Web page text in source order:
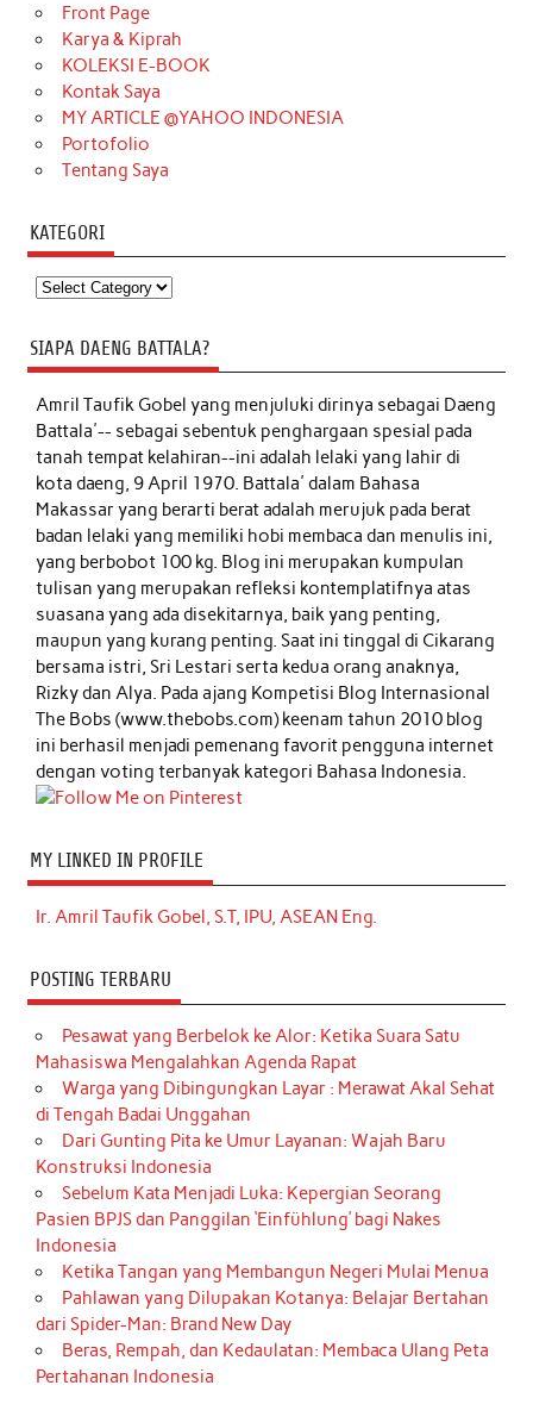
Front Page
Karya & Kiprah
KOLEKSI E-BOOK
Kontak Saya
MY ARTICLE @YAHOO INDONESIA
Portofolio
Tentang Saya
KATEGORI
Kategori
SIAPA DAENG BATTALA?
Amril Taufik Gobelyang menjuluki dirinya sebagai Daeng
Battala'-- sebagai sebentuk penghargaan spesial pada
tanah tempat kelahiran--ini adalah lelaki yang lahir di
kota daeng, 9 April 1970. Battala' dalam Bahasa
Makassar yang berarti berat adalah merujuk pada berat
badan lelaki yang memiliki hobi membaca dan menulis ini,
yang berbobot 100 kg. Blog ini merupakan kumpulan
tulisan yang merupakan refleksi kontemplatifnya atas
suasana yang ada disekitarnya, baik yang penting,
maupun yang kurang penting. Saat ini tinggal di Cikarang
bersama istri, Sri Lestari serta kedua orang anaknya,
Rizky dan Alya. Pada ajang Kompetisi Blog Internasional
The Bobs (www.thebobs.com) keenam tahun 2010 blog
ini berhasil menjadi pemenang favorit pengguna internet
dengan voting terbanyak kategori Bahasa Indonesia.
MY LINKED IN PROFILE
Ir. Amril Taufik Gobel, S.T, IPU, ASEAN Eng.
POSTING TERBARU
Pesawat yang Berbelok ke Alor: Ketika Suara Satu
Mahasiswa Mengalahkan Agenda Rapat
Warga yang Dibingungkan Layar : Merawat Akal Sehat
di Tengah Badai Unggahan
Dari Gunting Pita ke Umur Layanan: Wajah Baru
Konstruksi Indonesia
Sebelum Kata Menjadi Luka: Kepergian Seorang
Pasien BPJS dan Panggilan ‘Einfühlung’ bagi Nakes
Indonesia
Ketika Tangan yang Membangun Negeri Mulai Menua
Pahlawan yang Dilupakan Kotanya: Belajar Bertahan
dari Spider-Man: Brand New Day
Beras, Rempah, dan Kedaulatan: Membaca Ulang Peta
Pertahanan Indonesia